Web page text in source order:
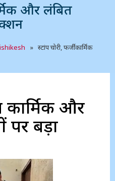
और लंबित
» स्टांप चोरी, फर्जी कार्मिक
कार्मिक और
पर बड़ा